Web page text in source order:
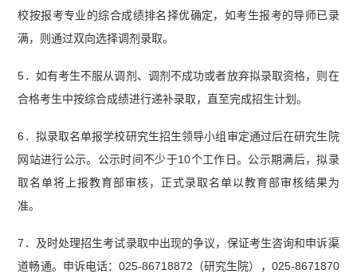
校按报考专业的综合成绩排名择优确定，如考生报考的导师已录
满，则通过双向选择调剂录取。
5．如有考生不服从调剂、调剂不成功或者放弃拟录取资格，则在
合格考生中按综合成绩进行递补录取，直至完成招生计划。
6．拟录取名单报学校研究生招生领导小组审定通过后在研究生院
网站进行公示。公示时间不少于10个工作日。公示期满后，拟录
取名单将上报教育部审核，正式录取名单以教育部审核结果为
准。
7．及时处理招生考试录取中出现的争议，保证考生咨询和申诉渠
道畅通。申诉电话：025-86718872（研究生院），025-8671870